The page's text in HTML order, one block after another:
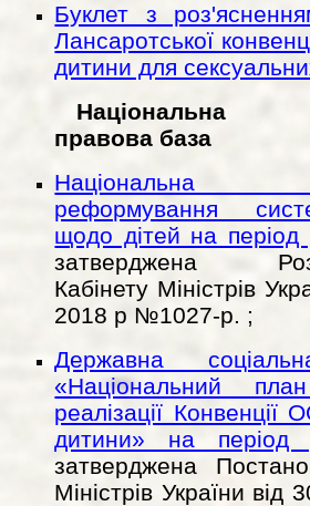
Буклет з
Лансаротської
дитини для
Національна
правова база
Національна
реформування
щодо дітей на
затверджена
Кабінету Міністрів
2018 р №1027-р. ;
Державна
«Національний
реалізації
дитини» на
затверджена
Міністрів України від